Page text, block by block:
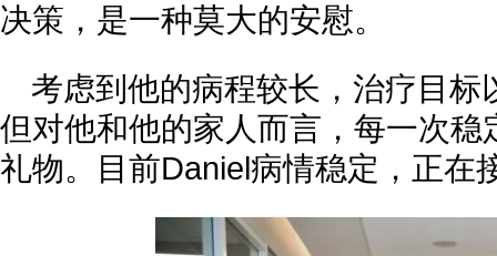
决策，是一种莫大的安慰。
考虑到他的病程较长，治疗目
但对他和他的家人而言，每一次
礼物。目前Daniel病情稳定，正在